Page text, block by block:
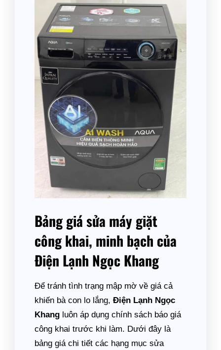
Bảng giá sửa máy giặt
công khai, minh bạch của
Điện Lạnh Ngọc Khang
Để tránh tình trạng mập mờ về giá cả
khiến bà con lo lắng, Điện Lạnh Ngọc
Khang luôn áp dụng chính sách báo giá
công khai trước khi làm. Dưới đây là
bảng giá chi tiết các hạng mục sửa